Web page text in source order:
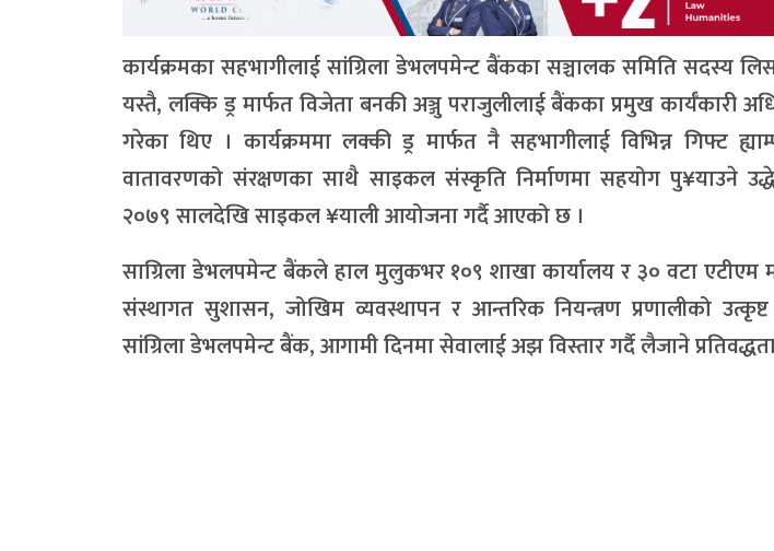
कार्यक्रमका सहभागीलाई सांग्रिला डेभलपमेन्ट बैंकका सञ्चालक समिति सदस्य
यस्तै, लक्कि ड्र मार्फत विजेता बनकी अञ्जु पराजुलीलाई बैंकका प्रमुख कार्यँकारी
गरेका थिए । कार्यक्रममा लक्की ड्र मार्फत नै सहभागीलाई विभिन्न गिफ्ट
वातावरणको संरक्षणका साथै साइकल संस्कृति निर्माणमा सहयोग पु¥याउने
२०७९ सालदेखि साइकल ¥याली आयोजना गर्दै आएको छ ।
साग्रिला डेभलपमेन्ट बैंकले हाल मुलुकभर १०९ शाखा कार्यालय र ३० वटा एटीएम
संस्थागत सुशासन, जोखिम व्यवस्थापन र आन्तरिक नियन्त्रण प्रणालीको
सांग्रिला डेभलपमेन्ट बैंक, आगामी दिनमा सेवालाई अझ विस्तार गर्दै लैजाने